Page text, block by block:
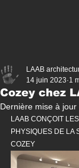
Cozey chez
LAAB
14 juin 2023 1
Dernière mise à jour
LAAB CONÇOIT
PHYSIQUES DE LA
COZEY